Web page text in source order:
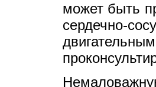
может быть
сердечно-